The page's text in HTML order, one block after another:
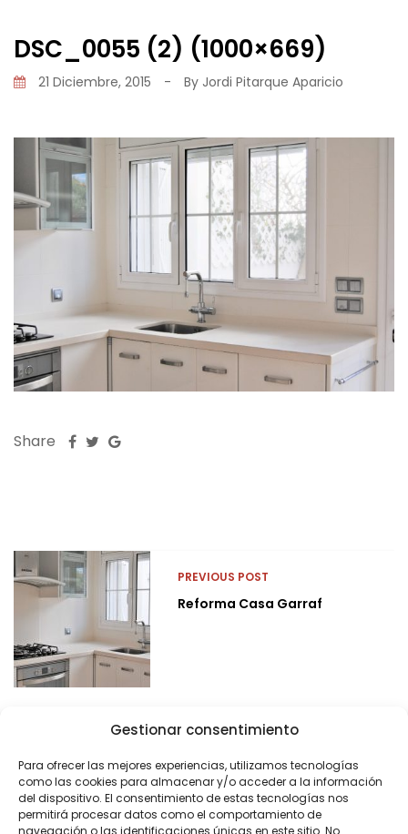
Gestionar consentimiento
Para ofrecer las mejores experiencias, utilizamos tecnologías
como las cookies para almacenar y/o acceder a la información
del dispositivo. El consentimiento de estas tecnologías nos
permitirá procesar datos como el comportamiento de
navegación o las identificaciones únicas en este sitio. No
DSC_0055 (2) (1000×669)
21 Diciembre, 2015 - By Jordi Pitarque Aparicio
Share
PREVIOUS POST
Reforma Casa Garraf